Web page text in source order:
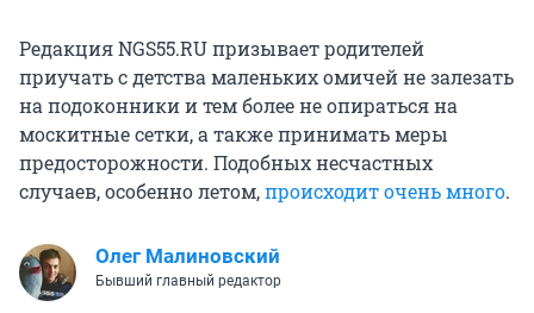
Редакция NGS55.RU призывает родителей
приучать с детства маленьких омичей не залезать
на подоконники и тем более не опираться на
москитные сетки, а также принимать меры
предосторожности. Подобных несчастных
случаев, особенно летом,происходит очень много.
Олег Малиновский
Бывший главный редактор